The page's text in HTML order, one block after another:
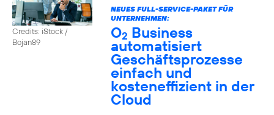
Credits: iStock /
Bojan89
NEUES FULL-SERVICE-PAKET FÜR
UNTERNEHMEN:
O2 Business
automatisiert
Geschäftsprozesse
einfach und
kosteneffizient in der
Cloud